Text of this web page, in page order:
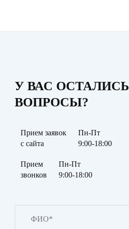
У ВАС ОСТАЛИСЬ
ВОПРОСЫ?
Прием заявок
с сайта
Пн-Пт
9:00-18:00
Прием
звонков
Пн-Пт
9:00-18:00